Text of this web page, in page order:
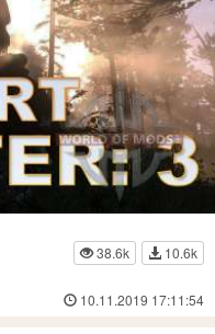
38.6k
10.6k
10.11.2019 17:11:54